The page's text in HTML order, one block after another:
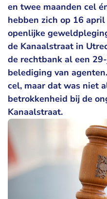
en twee maanden cel
hebben zich op 16
openlijke
de Kanaalstraat in
de rechtbank al een
belediging van
cel, maar dat was niet
betrokkenheid bij de
Kanaalstraat.